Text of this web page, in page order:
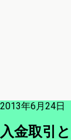
2013年6月24日
入金取引